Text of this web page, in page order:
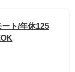
ト/年休125